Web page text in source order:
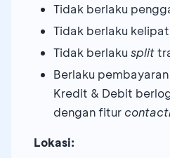
Tidak berlaku
Tidak berlaku
Tidak berlaku split
Berlaku
Kredit & Debit
dengan fitur
Lokasi: